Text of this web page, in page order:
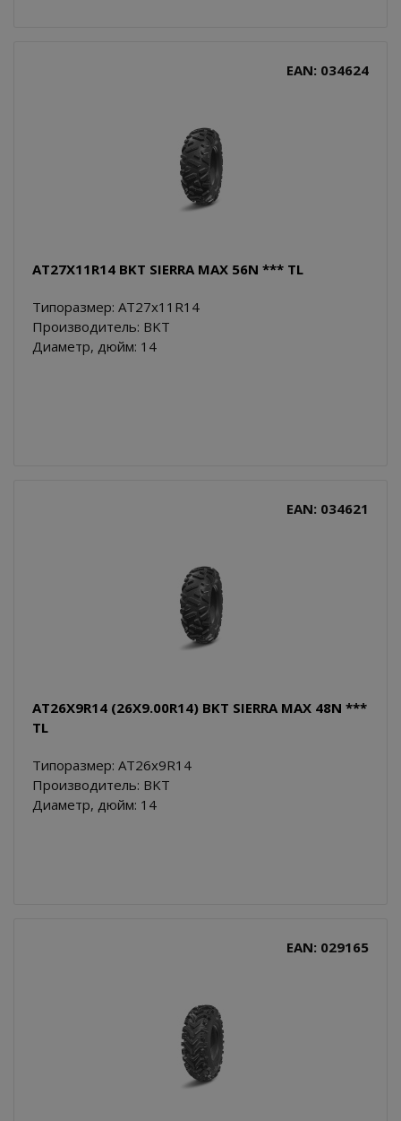
EAN: 034624
AT27X11R14 BKT SIERRA MAX 56N *** TL
Типоразмер: AT27x11R14
Производитель: BKT
Диаметр, дюйм: 14
EAN: 034621
AT26X9R14 (26X9.00R14) BKT SIERRA MAX 48N ***
TL
Типоразмер: AT26x9R14
Производитель: BKT
Диаметр, дюйм: 14
EAN: 029165